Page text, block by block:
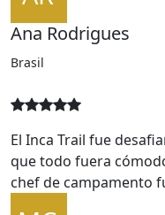
Ana Rodrigues
Brasil
El Inca Trail fue
que todo fuera
chef de campamento